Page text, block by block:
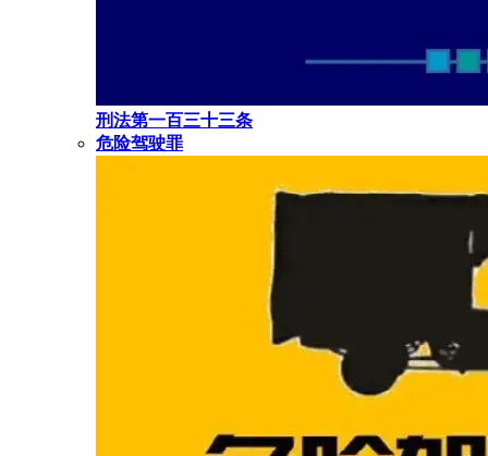
刑法第一百三十三条
危险驾驶罪